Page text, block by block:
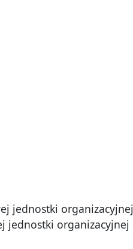
jednostki organizacyjnej
jednostki organizacyjnej